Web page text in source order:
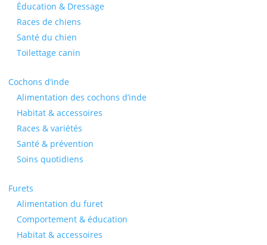
Éducation & Dressage
Races de chiens
Santé du chien
Toilettage canin
Cochons d’inde
Alimentation des cochons d’inde
Habitat & accessoires
Races & variétés
Santé & prévention
Soins quotidiens
Furets
Alimentation du furet
Comportement & éducation
Habitat & accessoires